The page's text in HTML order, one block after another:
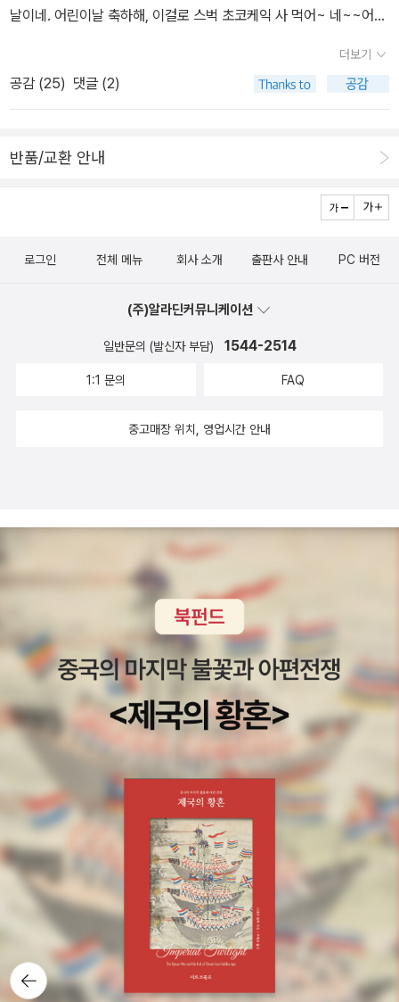
날이네. 어린이날 축하해, 이걸로 스벅 초코케익 사 먹어~ 네~~​어버
이야기하느라 너무 바쁘다. 많이 먹었는데도 금방 소화되는 신기한
순간. ​어버이날 3차 행사는 오늘 오후. 퇴근하고 집으로 가는 길에 바
로 친정에 들러서 주차해 놓고, 엄마가 좋아하는 초코케익 사서 전달
빠가 다 싫다고 하신다. 교회 앞, 아빠가 좋아하는 중국집에서 시켜드
집으로 고고싱. ​어버이날 4차 행사는 센베이 과자 사러 가기. 차 많이
다고 해서 따라나섰다. 아빠 2봉, 시어머니 2봉, 내 꺼 2봉. 시댁 찍
였다. 유튜브 동영상도 아니고 쇼츠 보면서 차리는 밥상. 숙주 씻으면
서 2번, 아빠, 엄마한테 2번 불러드렸으니까, 오늘치 노래는 다 불렀
은 어버이날 우리들 세상.
더보기
공감 (25) 댓글 (2)
반품/교환 안내
뒤로가
기
로그인 전체 메뉴 회사 소개 출판사 안내 PC 버전
(주)알라딘커뮤니케이션
일반문의 (발신자 부담) 1544-2514
1:1 문의 FAQ
중고매장 위치, 영업시간 안내